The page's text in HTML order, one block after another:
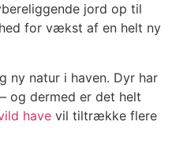
jord op til
for vækst af en helt ny
ny natur i haven. Dyr har
og dermed er det helt
have vil tiltrække flere